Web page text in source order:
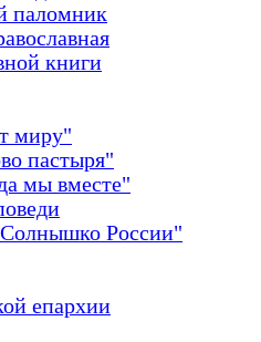
паломник
книги
миру"
пастыря"
мы вместе"
России"
епархии